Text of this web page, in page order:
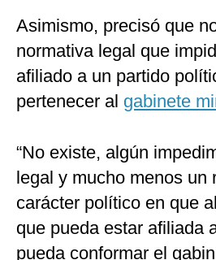
Asimismo, precisó que
normativa legal que
afiliado a un partido
pertenecer al gabinete
“No existe, algún
legal y mucho menos un
carácter político en que
que pueda estar afiliada
pueda conformar el